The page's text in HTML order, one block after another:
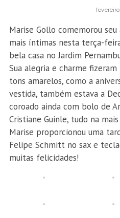
fevereiro
Marise Gollo comemorou
mais íntimas nesta terça-
bela casa no Jardim
Sua alegria e charme
tons amarelos, como a
vestida, também estava a
coroado ainda com bolo de
Cristiane Guinle, tudo na
Marise proporcionou uma
Felipe Schmitt no sax e
muitas felicidades!